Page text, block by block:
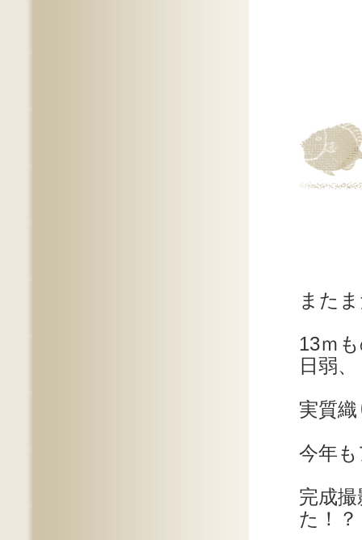
また
13ｍ
日弱、
実質
今年
完成
た！？